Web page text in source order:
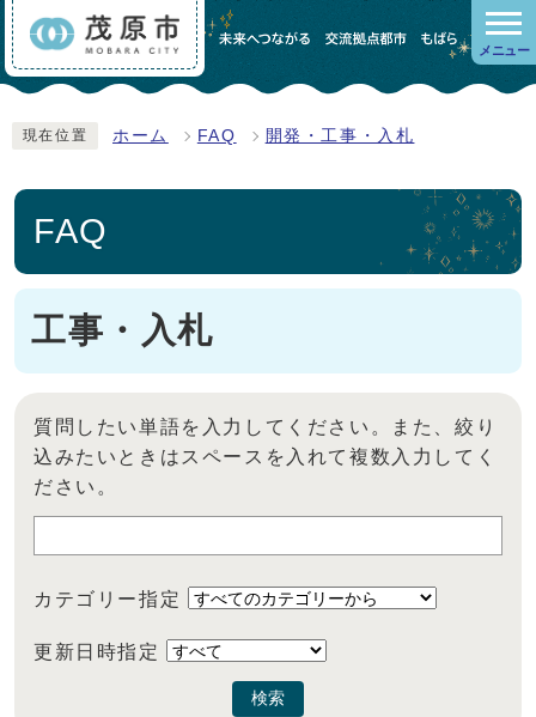
メニュー
現在位置 ホーム FAQ 開発・工事・入札
FAQ
工事・入札
質問したい単語を入力してください。また、絞り
込みたいときはスペースを入れて複数入力してく
ださい。
カテゴリー指定
更新日時指定
検索